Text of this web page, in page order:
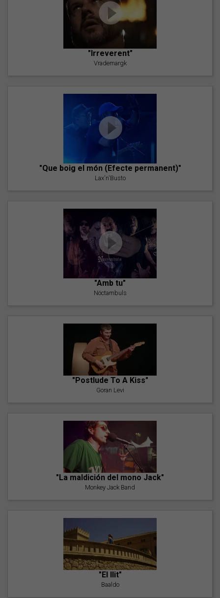
"Irreverent"
Vrademargk
"Que boig el món (Efecte permanent)"
Lax'n'Busto
"Amb tu"
Nöctambuls
"Postlude To A Kiss"
Goran Levi
"La maldición del mono Jack"
Monkey Jack Band
"El llit"
Baaldo